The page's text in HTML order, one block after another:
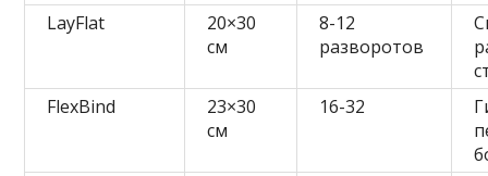
LayFlat
20×30
см
8-12
разворотов
FlexBind
23×30
см
16-32